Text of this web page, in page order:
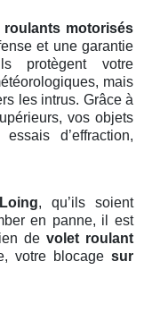
roulants motorisés
et une garantie
protègent votre
mais
les intrus. Grâce à
vos objets
d’effraction,
, qu’ils soient
en panne, il est
devolet roulant
votre blocage sur